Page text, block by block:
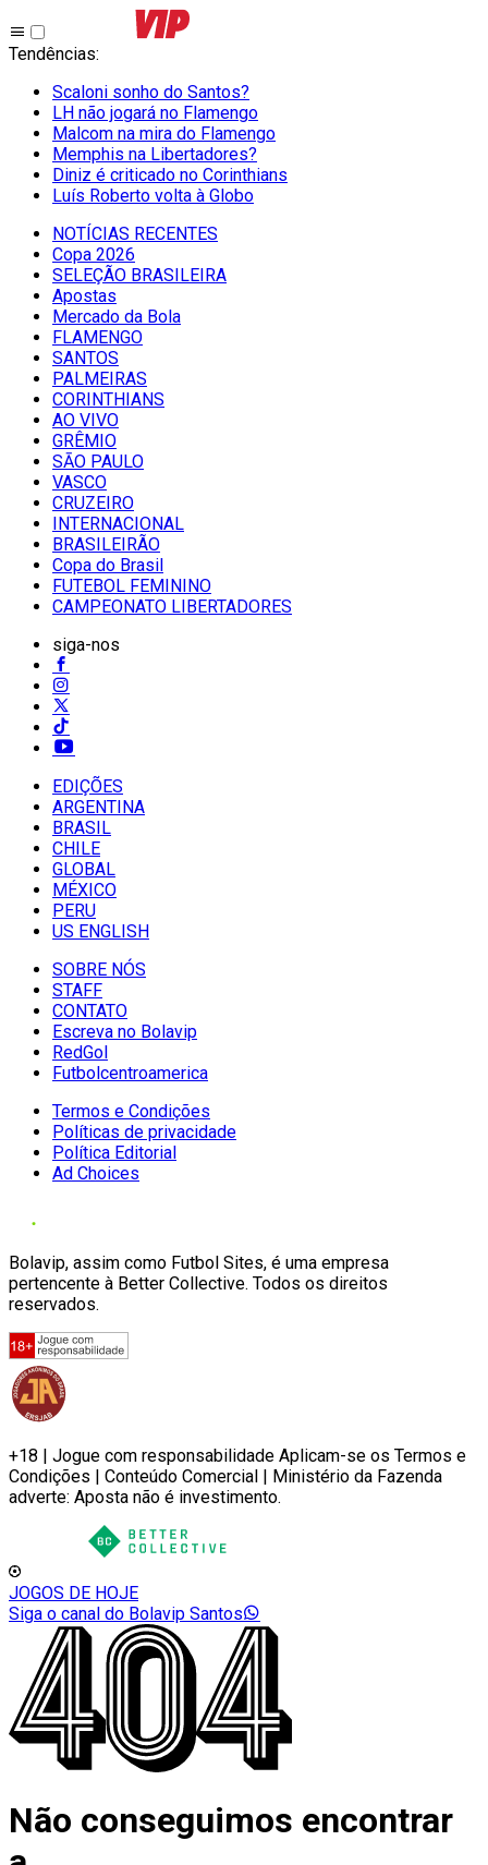
Tendências:
Scaloni sonho do Santos?
LH não jogará no Flamengo
Malcom na mira do Flamengo
Memphis na Libertadores?
Diniz é criticado no Corinthians
Luís Roberto volta à Globo
NOTÍCIAS RECENTES
Copa 2026
SELEÇÃO BRASILEIRA
Apostas
Mercado da Bola
FLAMENGO
SANTOS
PALMEIRAS
CORINTHIANS
AO VIVO
GRÊMIO
SĀO PAULO
VASCO
CRUZEIRO
INTERNACIONAL
BRASILEIRÃO
Copa do Brasil
FUTEBOL FEMININO
CAMPEONATO LIBERTADORES
siga-nos
EDIÇÕES
ARGENTINA
BRASIL
CHILE
GLOBAL
MÉXICO
PERU
US ENGLISH
SOBRE NÓS
STAFF
CONTATO
Escreva no Bolavip
RedGol
Futbolcentroamerica
Termos e Condições
Políticas de privacidade
Política Editorial
Ad Choices
Bolavip, assim como Futbol Sites, é uma empresa
pertencente à Better Collective. Todos os direitos
reservados.
+18 | Jogue com responsabilidade Aplicam-se os Termos e
Condições | Conteúdo Comercial | Ministério da Fazenda
adverte: Aposta não é investimento.
JOGOS DE HOJE
Siga o canal do Bolavip Santos
Não conseguimos encontrar